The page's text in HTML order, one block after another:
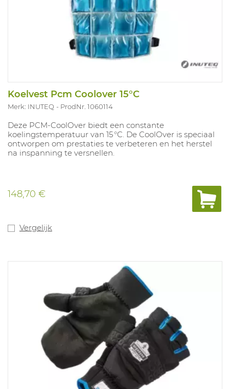
Koelvest Pcm Coolover 15°C
Merk: INUTEQ ProdNr. 1060114
Deze PCM‑CoolOver biedt een constante
koelingstemperatuur van 15 °C. De CoolOver is speciaal
ontworpen om prestaties te verbeteren en het herstel
na inspanning te versnellen.
148,70 €
Vergelijk